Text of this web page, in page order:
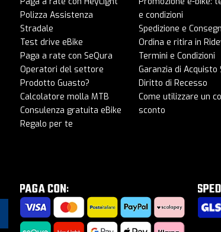
Polizza Assistenza
Stradale
Test drive eBike
Paga a rate con SeQura
Operatori del settore
Prodotto Guasto?
Calcolatore molla MTB
Consulenza gratuita eBike
Regalo per te
e condizioni
Spedizione e
Ordina e ritira in
Termini e Condizioni
Garanzia di Acquisto
Diritto di Recesso
Come utilizzare un
sconto